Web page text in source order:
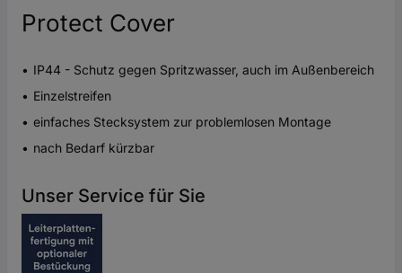
Protect Cover
IP44 - Schutz gegen Spritzwasser, auch im Außenbereich
Einzelstreifen
einfaches Stecksystem zur problemlosen Montage
nach Bedarf kürzbar
Unser Service für Sie